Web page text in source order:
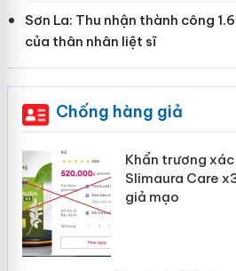
Sơn La: Thu nhận thành công
của thân nhân liệt sĩ
Chống hàng giả
Khẩn trương
Slimaura Care
giả mạo